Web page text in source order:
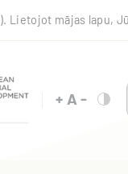
Lietojot mājas lapu,
+ A -